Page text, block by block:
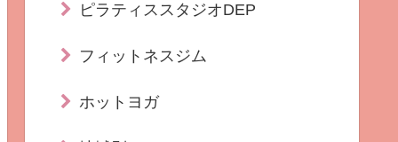
ピラティススタジオDEP
フィットネスジム
ホットヨガ